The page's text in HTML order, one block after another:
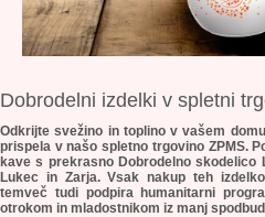
Dobrodelni izdelki v spletni
Odkrijte svežino in toplino v vašem
prispela v našo spletno trgovino ZPMS.
kave s prekrasno Dobrodelno skodelico
Lukec in Zarja. Vsak nakup teh
temveč tudi podpira humanitarni
otrokom in mladostnikom iz manj